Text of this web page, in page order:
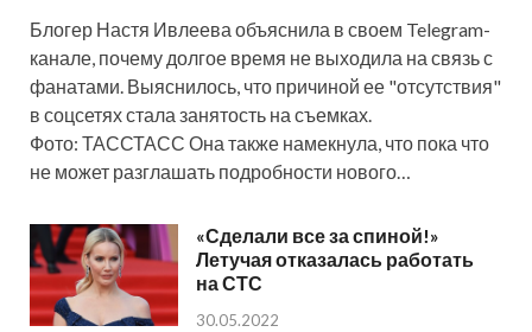
Блогер Настя Ивлеева объяснила в своем Telegram-
канале, почему долгое время не выходила на связь с
фанатами. Выяснилось, что причиной ее "отсутствия"
в соцсетях стала занятость на съемках.
Фото: ТАССТАСС Она также намекнула, что пока что
не может разглашать подробности нового…
«Сделали все за спиной!»
Летучая отказалась работать
на СТС
30.05.2022